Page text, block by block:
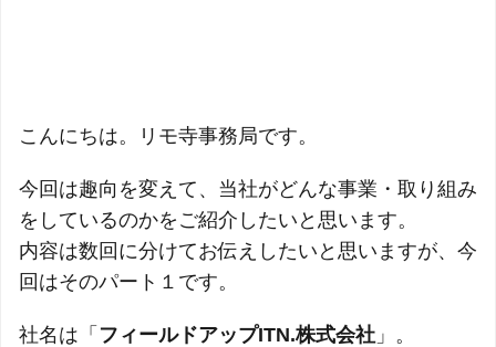
こんにちは。リモ寺事務局です。
今回は趣向を変えて、当社がどんな事業・取り組み
をしているのかをご紹介したいと思います。
内容は数回に分けてお伝えしたいと思いますが、今
回はそのパート１です。
社名は「 フィールドアップITN.株式会社 」。